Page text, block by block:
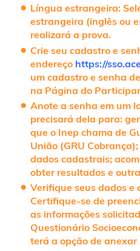
Língua estrangeira:
estrangeira (inglês ou
realizará a prova.
Crie seu cadastro e
endereço https://
um cadastro e senha
na Página do
Anote a senha em um
precisará dela para:
que o Inep chama de
União (GRU
dados cadastrais;
obter resultados e
Verifique seus dados e
Certifique-se de
as informações
Questionário
terá a opção de